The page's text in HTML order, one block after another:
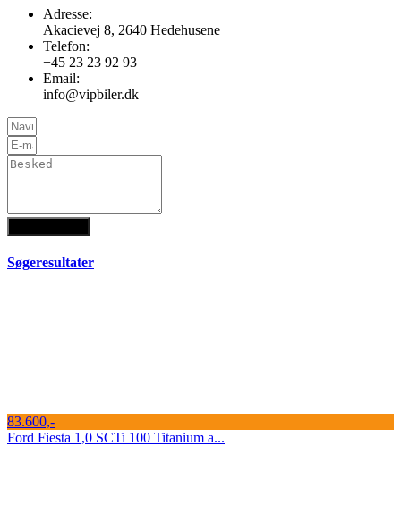
Adresse:
Akacievej 8, 2640 Hedehusene
Telefon:
+45 23 23 92 93
Email:
info@vipbiler.dk
Søgeresultater
83.600,-
Ford Fiesta 1,0 SCTi 100 Titanium a...